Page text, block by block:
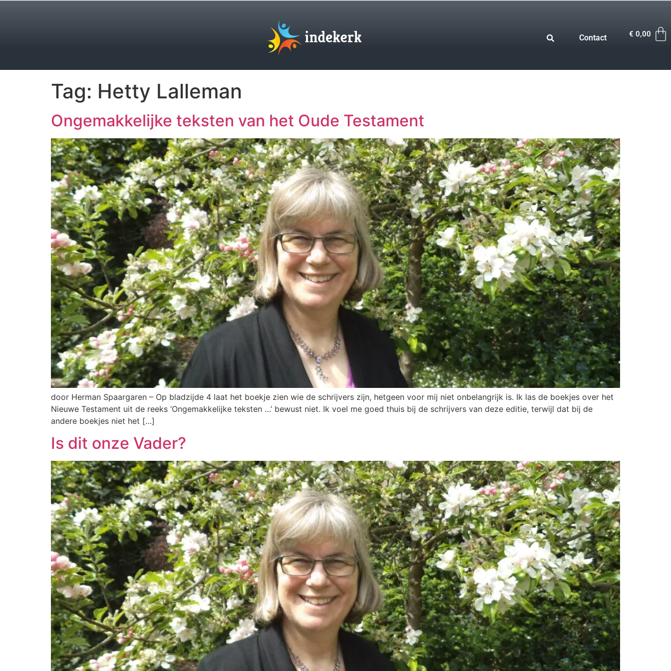
Contact € 0,00
Tag: Hetty Lalleman
Ongemakkelijke teksten van het Oude Testament
door Herman Spaargaren – Op bladzijde 4 laat het boekje zien wie de schrijvers zijn, hetgeen voor mij niet onbelangrijk is. Ik las de boekjes over het
Nieuwe Testament uit de reeks ‘Ongemakkelijke teksten …’ bewust niet. Ik voel me goed thuis bij de schrijvers van deze editie, terwijl dat bij de
andere boekjes niet het […]
Is dit onze Vader?